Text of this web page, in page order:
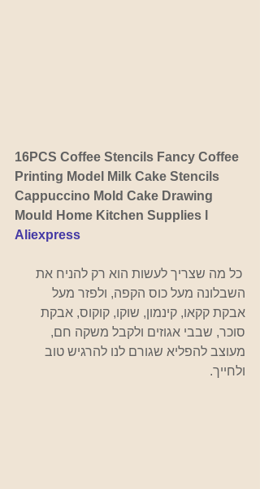
16PCS Coffee Stencils Fancy Coffee
Printing Model Milk Cake Stencils
Cappuccino Mold Cake Drawing
Mould Home Kitchen Supplies l
Aliexpress
כל מה שצריך לעשות הוא רק להניח את
השבלונה מעל כוס הקפה, ולפזר מעל
אבקת קקאו, קינמון, שוקו, קוקוס, אבקת
סוכר, שבבי אגוזים ולקבל משקה חם,
מעוצב להפליא שגורם לנו להרגיש טוב
ולחייך.